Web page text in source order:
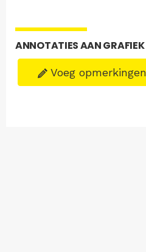
ANNOTATIES AAN
Voeg